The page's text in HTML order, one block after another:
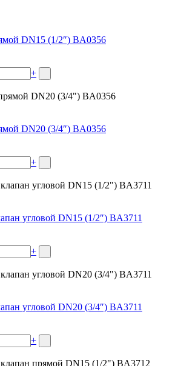
DN15 (1/2″) BA0356
+
DN20 (3/4″) BA0356
+
угловой DN15 (1/2″) BA3711
+
угловой DN20 (3/4″) BA3711
+